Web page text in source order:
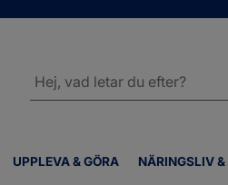
UPPLEVA & GÖRA NÄRINGSLIV &
webbplatsen